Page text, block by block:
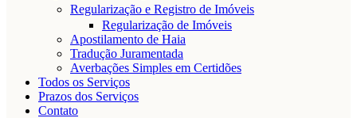
Regularização e Registro de Imóveis
Regularização de Imóveis
Apostilamento de Haia
Tradução Juramentada
Averbações Simples em Certidões
Todos os Serviços
Prazos dos Serviços
Contato